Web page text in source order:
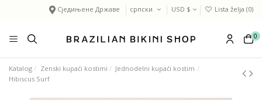
Сједињене Државе српски USD $ Lista želja (0)
0
Katalog Zenski kupaći kostimi
Jednodelni kupaći kostim
Hibiscus Surf